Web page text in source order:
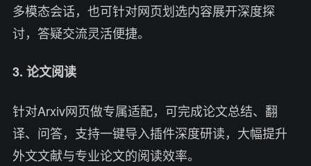
多模态会话，也可针对网页划选内容展开深度探
讨，答疑交流灵活便捷。
3. 论文阅读
针对Arxiv网页做专属适配，可完成论文总结、翻
译、问答，支持一键导入插件深度研读，大幅提升
外文文献与专业论文的阅读效率。